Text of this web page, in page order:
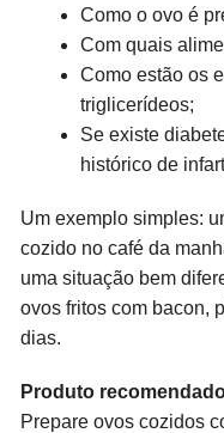
Como o ovo é
Com quais
Como estão os
triglicerídeos;
Se existe
histórico de
Um exemplo simples:
cozido no café da
uma situação bem
ovos fritos com bacon,
dias.
Produto
Prepare ovos cozidos